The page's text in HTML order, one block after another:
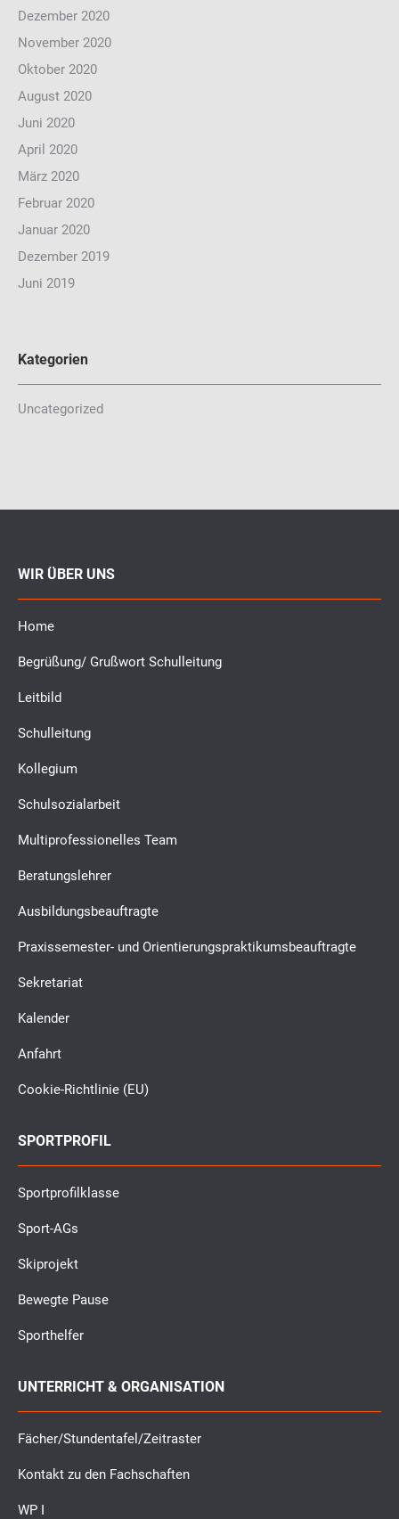
Dezember 2020
November 2020
Oktober 2020
August 2020
Juni 2020
April 2020
März 2020
Februar 2020
Januar 2020
Dezember 2019
Juni 2019
Kategorien
Uncategorized
WIR ÜBER UNS
Home
Begrüßung/ Grußwort Schulleitung
Leitbild
Schulleitung
Kollegium
Schulsozialarbeit
Multiprofessionelles Team
Beratungslehrer
Ausbildungsbeauftragte
Praxissemester- und Orientierungspraktikumsbeauftragte
Sekretariat
Kalender
Anfahrt
Cookie-Richtlinie (EU)
SPORTPROFIL
Sportprofilklasse
Sport-AGs
Skiprojekt
Bewegte Pause
Sporthelfer
UNTERRICHT & ORGANISATION
Fächer/Stundentafel/Zeitraster
Kontakt zu den Fachschaften
WP I